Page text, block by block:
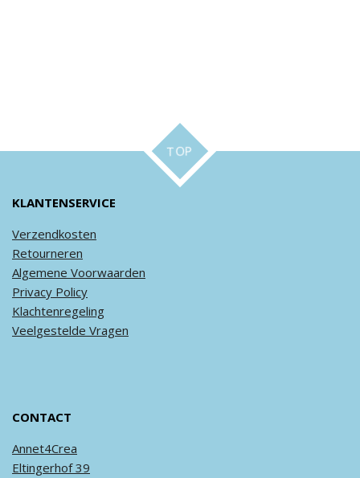
TOP
KLANTENSERVICE
Verzendkosten
Retourneren
Algemene Voorwaarden
Privacy Policy
Klachtenregeling
Veelgestelde Vragen
CONTACT
Annet4Crea
Eltingerhof 39